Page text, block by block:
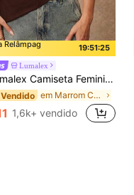
Relâmpag 19:51:24
Lumalex
Feminina Elegante e Minimalista de Manga Curta, Gola Branca, Franzida, Fenda Assimétrica na Barra, Ajustada e Slim, Primavera/Outono
em Marrom Camisetas básicas casuais
1,6k+ vendido